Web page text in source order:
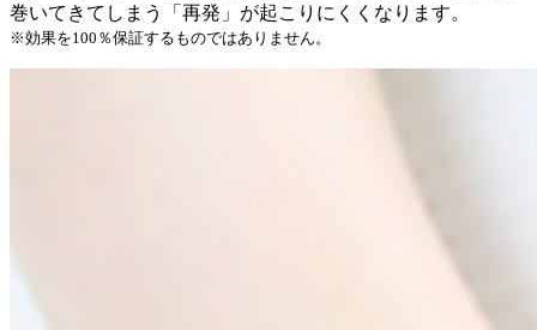
巻いてきてしまう「再発」が起こりにくくなります。
※効果を100％保証するものではありません。